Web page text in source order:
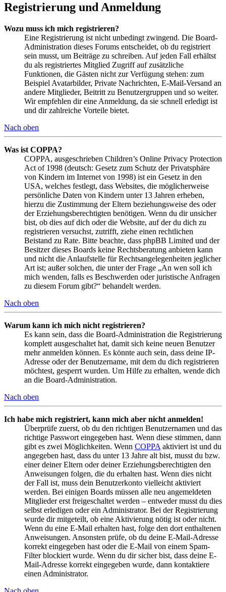
Registrierung und Anmeldung
Wozu muss ich mich registrieren?
Eine Registrierung ist nicht unbedingt zwingend. Die Board-
Administration dieses Forums entscheidet, ob du registriert
sein musst, um Beiträge zu schreiben. Auf jeden Fall erhältst
du als registriertes Mitglied Zugriff auf zusätzliche
Funktionen, die Gästen nicht zur Verfügung stehen: zum
Beispiel Avatarbilder, Private Nachrichten, E-Mail-Versand an
andere Mitglieder, Beitritt zu Benutzergruppen und so weiter.
Wir empfehlen dir eine Anmeldung, da sie schnell erledigt ist
und dir zahlreiche Vorteile bietet.
Nach oben
Was ist COPPA?
COPPA, ausgeschrieben Children’s Online Privacy Protection
Act of 1998 (deutsch: Gesetz zum Schutz der Privatsphäre
von Kindern im Internet von 1998) ist ein Gesetz in den
USA, welches festlegt, dass Websites, die möglicherweise
persönliche Daten von Kindern unter 13 Jahren erheben,
hierzu die Zustimmung der Eltern beziehungsweise des oder
der Erziehungsberechtigten benötigen. Wenn du dir unsicher
bist, ob dies auf dich oder die Website, auf der du dich zu
registrieren versuchst, zutrifft, ziehe einen rechtlichen
Beistand zu Rate. Bitte beachte, dass phpBB Limited und der
Besitzer dieses Boards keine Rechtsberatung anbieten kann
und nicht die Anlaufstelle für Rechtsangelegenheiten jeglicher
Art ist; außer solchen, die unter der Frage „An wen soll ich
mich wenden, falls es Beschwerden oder juristische Anfragen
zu diesem Forum gibt?“ behandelt werden.
Nach oben
Warum kann ich mich nicht registrieren?
Es kann sein, dass die Board-Administration die Registrierung
komplett ausgeschaltet hat, damit sich keine neuen Benutzer
mehr anmelden können. Es könnte auch sein, dass deine IP-
Adresse oder der Benutzername, mit dem du dich registrieren
möchtest, gesperrt wurden. Um Hilfe zu erhalten, wende dich
an die Board-Administration.
Nach oben
Ich habe mich registriert, kann mich aber nicht anmelden!
Überprüfe zuerst, ob du den richtigen Benutzernamen und das
richtige Passwort eingegeben hast. Wenn diese stimmen, dann
gibt es zwei Möglichkeiten. Wenn COPPA aktiviert ist und du
angegeben hast, dass du unter 13 Jahre alt bist, musst du bzw.
einer deiner Eltern oder deiner Erziehungsberechtigten den
Anweisungen folgen, die du erhalten hast. Wenn dies nicht
der Fall ist, muss dein Benutzerkonto vielleicht aktiviert
werden. Bei einigen Boards müssen alle neu angemeldeten
Mitglieder erst freigeschaltet werden – entweder musst du dies
selbst erledigen oder ein Administrator. Bei der Registrierung
wurde dir mitgeteilt, ob eine Aktivierung nötig ist oder nicht.
Wenn du eine E-Mail erhalten hast, folge den dort enthaltenen
Anweisungen. Ansonsten prüfe, ob du deine E-Mail-Adresse
korrekt eingegeben hast oder die E-Mail von einem Spam-
Filter blockiert wurde. Wenn du dir sicher bist, dass deine E-
Mail-Adresse korrekt eingegeben wurde, dann kontaktiere
einen Administrator.